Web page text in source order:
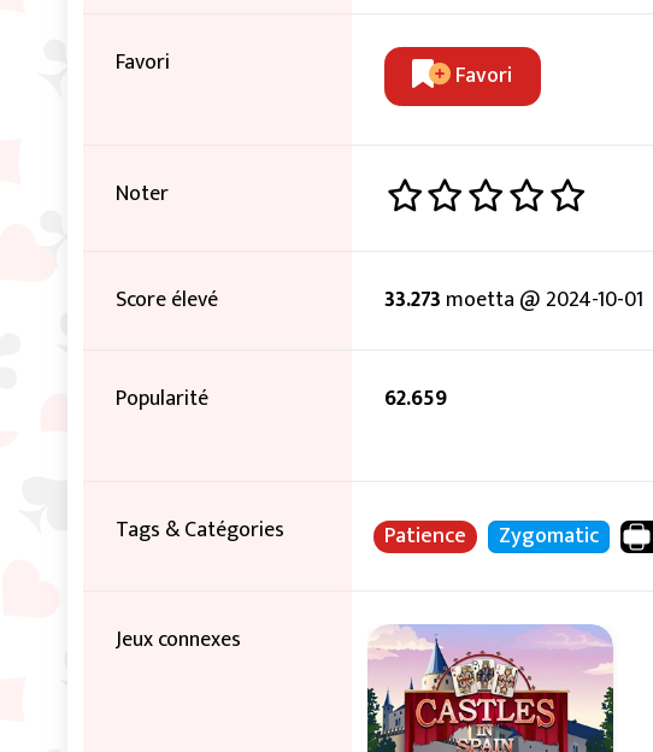
Favori Favori
Noter
Score élevé 33.273 moetta @ 2024-10-01
Popularité 62.659
Tags & Catégories Patience Zygomatic
Jeux connexes